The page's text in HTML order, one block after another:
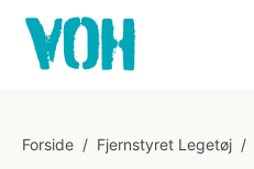
Forside / Fjernstyret Legetøj /